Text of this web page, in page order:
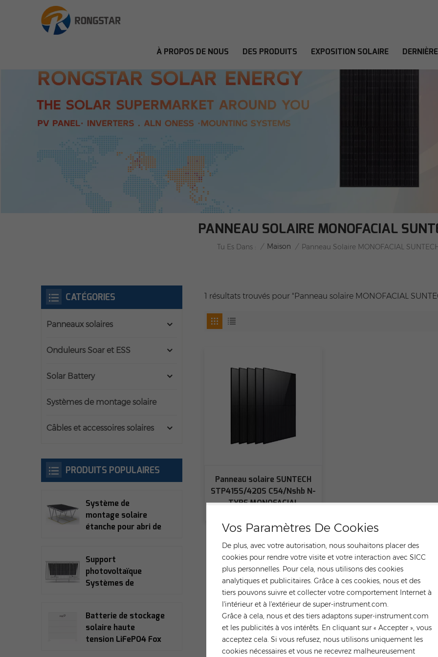
Vos Paramètres De Cookies
De plus, avec votre autorisation, nous souhaitons placer des
cookies pour rendre votre visite et votre interaction avec SICC
plus personnelles. Pour cela, nous utilisons des cookies
analytiques et publicitaires. Grâce à ces cookies, nous et des
tiers pouvons suivre et collecter votre comportement Internet à
l'intérieur et à l'extérieur de super-instrument.com.
Grâce à cela, nous et des tiers adaptons super-instrument.com
et les publicités à vos intérêts. En cliquant sur « Accepter », vous
acceptez cela. Si vous refusez, nous utilisons uniquement les
cookies nécessaires et vous ne recevrez malheureusement
À PROPOS DE NOUS DES PRODUITS EXPOSITION SOLAIRE
PANNEAU SOLAIRE MONOFACIAL
Tu Es Dans : / Maison / Panneau Solaire MONOFACIAL
1 résultats trouvés pour "Panneau solaire MONOFACIAL
Panneau solaire SUNTECH
STP415S/420S C54/Nshb N-
TYPE MONOFACIAL
CATÉGORIES
Panneaux solaires
Onduleurs Soar et ESS
Solar Battery
Systèmes de montage solaire
Câbles et accessoires solaires
PRODUITS POPULAIRES
Système de
montage solaire
étanche pour abri de
Support
photovoltaïque
Systèmes de
Batterie de stockage
solaire haute
tension LiFePO4 Fox